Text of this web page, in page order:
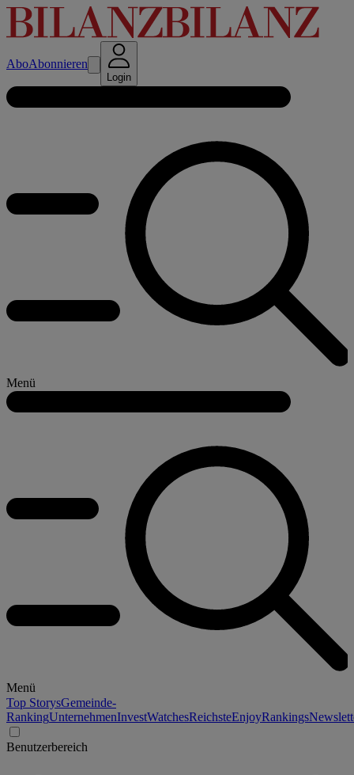
AboAbonnieren
Login
Menü
Menü
Top StorysGemeinde-
RankingUnternehmenInvestWatchesReichsteEnjoyRankings
Benutzerbereich